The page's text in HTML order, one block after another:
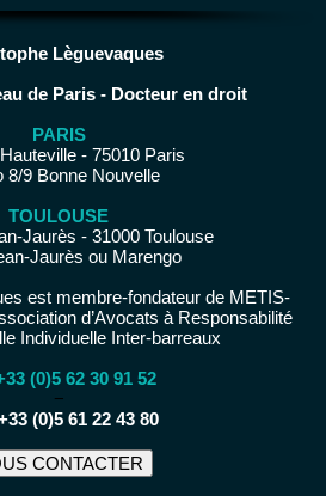
Lèguevaques
de Paris - Docteur en droit
PARIS
- 75010 Paris
8/9 Bonne Nouvelle
TOULOUSE
Jaurès - 31000 Toulouse
Jaurès ou Marengo
est membre-fondateur de METIS-
d’Avocats à Responsabilité
Individuelle Inter-barreaux
(0)5 62 30 91 52
−
(0)5 61 22 43 80
CONTACTER